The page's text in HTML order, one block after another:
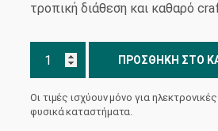
τροπική διάθεση και καθαρό
Squeeze
-
ΠΡΟΣΘΉΚΗ ΣΤΟ
Οι τιμές ισχύουν μόνο για
φυσικά καταστήματα.